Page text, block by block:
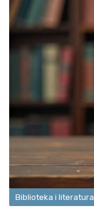
Biblioteka i literatura